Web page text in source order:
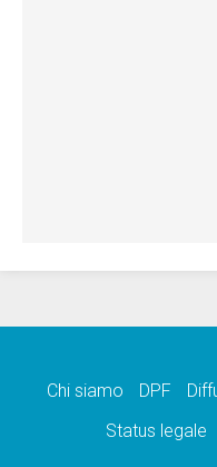
Chi siamo DPF
Status legale